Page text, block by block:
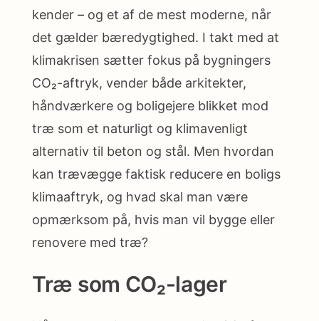
kender – og et af de mest moderne, når
det gælder bæredygtighed. I takt med at
klimakrisen sætter fokus på bygningers
CO₂-aftryk, vender både arkitekter,
håndværkere og boligejere blikket mod
træ som et naturligt og klimavenligt
alternativ til beton og stål. Men hvordan
kan trævægge faktisk reducere en boligs
klimaaftryk, og hvad skal man være
opmærksom på, hvis man vil bygge eller
renovere med træ?
Træ som CO₂-lager